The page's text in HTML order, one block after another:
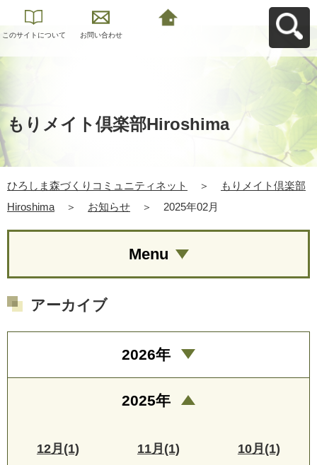
このサイトについて お問い合わせ
もりメイト倶楽部Hiroshima
ひろしま森づくりコミュニティネット ＞
もりメイト倶楽部
Hiroshima
＞ お知らせ ＞ 2025年02月
Menu
アーカイブ
2026年
2025年
12月(1) 11月(1) 10月(1)